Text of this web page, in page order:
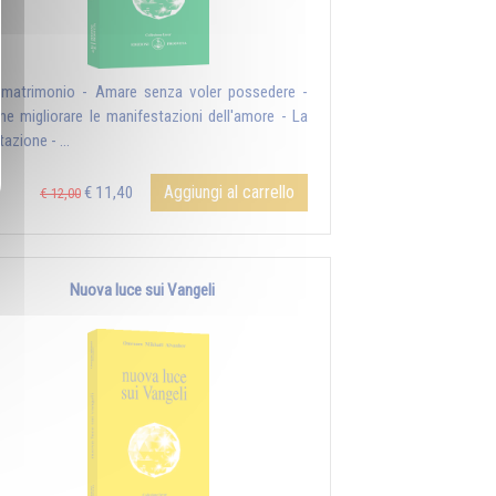
matrimonio - Amare senza voler possedere -
migliorare le manifestazioni dell'amore - La
- ...
€ 12,00 € 11,40 Aggiungi al carrello
Nuova luce sui Vangeli